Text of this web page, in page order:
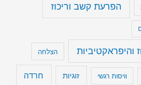
הפרעת קשב וריכוז
והיפראקטיביות הצלחה
וויסות רגשי זוגיות חרדה